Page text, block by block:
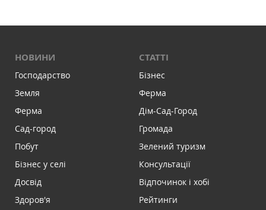
НОВИНИ
Господарство
Земля
Ферма
Сад-город
Побут
Бізнес у селі
Досвід
Здоров'я
СТАТТІ
Бізнес
Ферма
Дім-Сад-Город
Громада
Зелений туризм
Консультації
Відпочинок і хобі
Рейтинги